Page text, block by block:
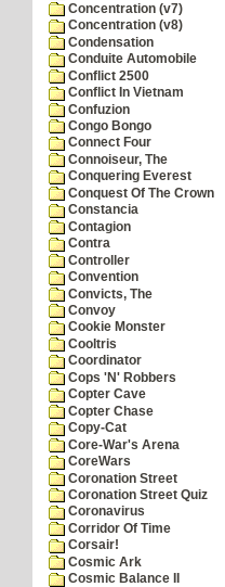
Concentration (v7)
Concentration (v8)
Condensation
Conduite Automobile
Conflict 2500
Conflict In Vietnam
Confuzion
Congo Bongo
Connect Four
Connoiseur, The
Conquering Everest
Conquest Of The Crown
Constancia
Contagion
Contra
Controller
Convention
Convicts, The
Convoy
Cookie Monster
Cooltris
Coordinator
Cops 'N' Robbers
Copter Cave
Copter Chase
Copy-Cat
Core-War's Arena
CoreWars
Coronation Street
Coronation Street Quiz
Coronavirus
Corridor Of Time
Corsair!
Cosmic Ark
Cosmic Balance II